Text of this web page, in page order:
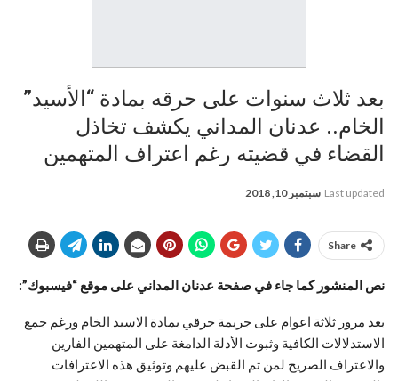
بعد ثلاث سنوات على حرقه بمادة “الأسيد”
الخام.. عدنان المداني يكشف تخاذل
القضاء في قضيته رغم اعتراف المتهمين
Last updated سبتمبر 10, 2018
Share
نص المنشور كما جاء في صفحة عدنان المداني على موقع “فيسبوك”:
بعد مرور ثلاثة اعوام على جريمة حرقي بمادة الاسيد الخام ورغم جمع
الاستدلالات الكافية وثبوت الأدلة الدامغة على المتهمين الفارين
والاعتراف الصريح لمن تم القبض عليهم وتوثيق هذه الاعترافات